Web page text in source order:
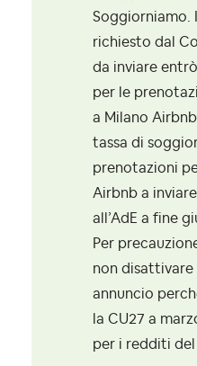
Soggiorniamo.
richiesto dal
da inviare
per le
a Milano
tassa di
prenotazioni
Airbnb a
all’AdE a fine
Per
non
annuncio
la CU27 a
per i redditi del